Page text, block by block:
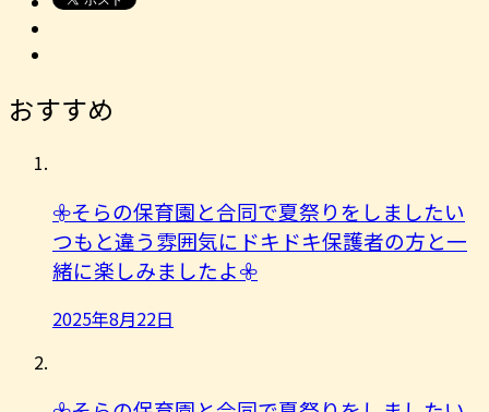
おすすめ
𖧷そらの保育園と合同で夏祭りをしましたい
つもと違う雰囲気にドキドキ保護者の方と一
緒に楽しみましたよ︎𖧷
2025年8月22日